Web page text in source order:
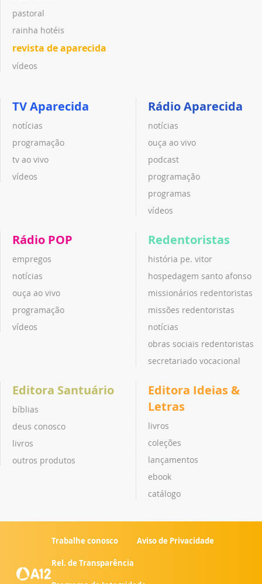
pastoral
rainha hotéis
revista de aparecida
vídeos
TV Aparecida
notícias
programação
tv ao vivo
vídeos
Rádio Aparecida
notícias
ouça ao vivo
podcast
programação
programas
vídeos
Rádio POP
empregos
notícias
ouça ao vivo
programação
vídeos
Redentoristas
história pe. vitor
hospedagem santo afonso
missionários redentoristas
missões redentoristas
notícias
obras sociais redentoristas
secretariado vocacional
Editora Santuário
bíblias
deus conosco
livros
outros produtos
Editora Ideias &
Letras
livros
coleções
lançamentos
ebook
catálogo
Trabalhe conosco Aviso de Privacidade
Rel. de Transparência